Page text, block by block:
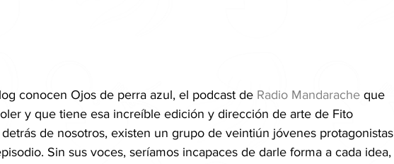
conocen Ojos de perra azul, el podcast de Radio Mandarache que
y que tiene esa increíble edición y dirección de arte de Fito
de nosotros, existen un grupo de veintiún jóvenes protagonistas
Sin sus voces, seríamos incapaces de darle forma a cada idea,